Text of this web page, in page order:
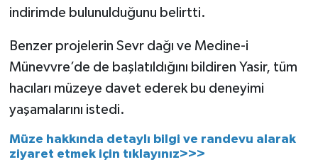
indirimde bulunulduğunu belirtti.
Benzer projelerin Sevr dağı ve Medine-i
Münevvre’de de başlatıldığını bildiren Yasir, tüm
hacıları müzeye davet ederek bu deneyimi
yaşamalarını istedi.
Müze hakkında detaylı bilgi ve randevu alarak
ziyaret etmek için tıklayınız>>>
Trabzon Müftülüğü
Tunceli Müftülüğü
Uşak Müftülüğü
Van Müftülüğü